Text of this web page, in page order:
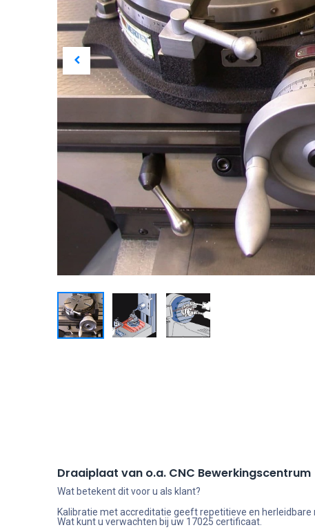
Draaiplaat van o.a. CNC Bewerkingscentrum
Wat betekent dit voor u als klant?
Kalibratie met accreditatie geeft repetitieve en
Wat kunt u verwachten bij uw 17025 certificaat.